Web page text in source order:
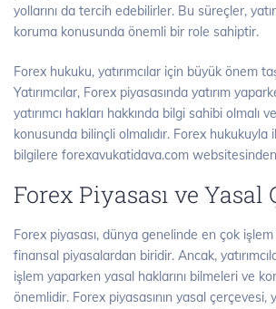
yollarını da tercih edebilirler. Bu süreçler,
koruma konusunda önemli bir role sahiptir.
Forex hukuku, yatırımcılar için büyük önem
Yatırımcılar, Forex piyasasında yatırım
yatırımcı hakları hakkında bilgi sahibi olmalı
konusunda bilinçli olmalıdır. Forex hukukuyla
bilgilere forexavukatidava.com
Forex Piyasası ve Yasal
Forex piyasası, dünya genelinde en çok
finansal piyasalardan biridir. Ancak,
işlem yaparken yasal haklarını bilmeleri ve
önemlidir. Forex piyasasının yasal çerçevesi,